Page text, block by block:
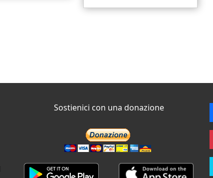
Sostienici con una donazione